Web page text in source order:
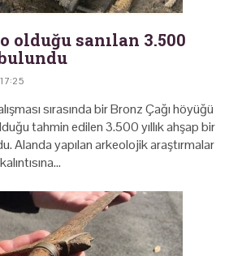
olduğu sanılan 3.500
sırasında bir Bronz Çağı höyüğü
tahmin edilen 3.500 yıllık ahşap bir
Alanda yapılan arkeolojik araştırmalar